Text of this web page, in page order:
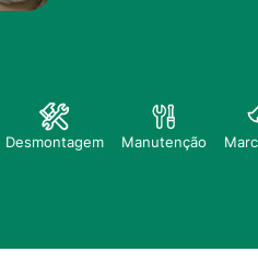
Desmontagem Manutenção